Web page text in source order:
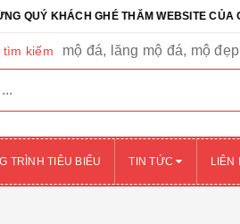
KHÁCH GHÉ THĂM WEBSITE CỦA
tìm kiếm mộ đá, lăng mộ đá, mộ đẹp
TRÌNH TIÊU BIỂU TIN TỨC LIÊN